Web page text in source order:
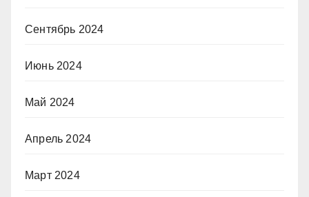
Сентябрь 2024
Июнь 2024
Май 2024
Апрель 2024
Март 2024